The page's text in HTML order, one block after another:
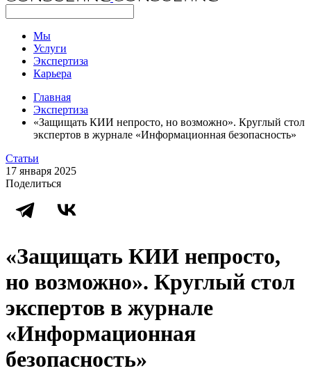
Мы
Услуги
Экспертиза
Карьера
Главная
Экспертиза
«Защищать КИИ непросто, но возможно». Круглый стол
экспертов в журнале «Информационная безопасность»
Статьи
17 января 2025
Поделиться
«Защищать КИИ непросто,
но возможно». Круглый стол
экспертов в журнале
«Информационная
безопасность»